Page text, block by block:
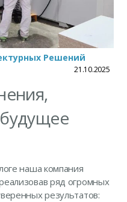
Решений
21.10.2025
наша компания
ряд огромных
результатов: